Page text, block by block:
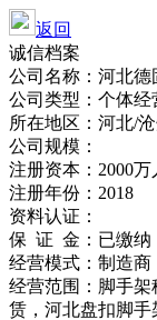
返回
诚信档案
公司名称：河北德
公司类型：个体经
所在地区：河北/
公司规模：
注册资本：2000万
注册年份：2018
资料认证：
保 证 金：已缴纳
经营模式：制造商
经营范围：脚手架
赁，河北盘扣脚